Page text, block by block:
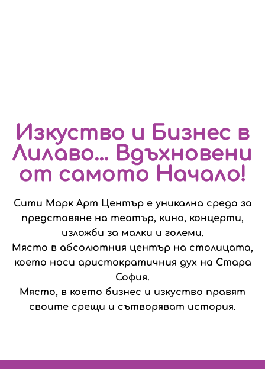
Изкуство и Бизнес в
Лилаво… Вдъхновени
от самото Начало!
Сити Марк Арт Център е уникална среда за
представяне на театър, кино, концерти,
изложби за малки и големи.
Място в абсолютния център на столицата,
което носи аристократичния дух на Стара
София.
Място, в което бизнес и изкуство правят
своите срещи и сътворяват история.